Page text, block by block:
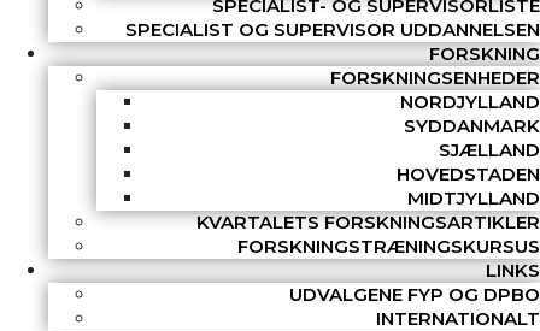
SPECIALIST- OG SUPERVISORLISTE
SPECIALIST OG SUPERVISOR UDDANNELSEN
FORSKNING
FORSKNINGSENHEDER
NORDJYLLAND
SYDDANMARK
SJÆLLAND
HOVEDSTADEN
MIDTJYLLAND
KVARTALETS FORSKNINGSARTIKLER
FORSKNINGSTRÆNINGSKURSUS
LINKS
UDVALGENE FYP OG DPBO
INTERNATIONALT